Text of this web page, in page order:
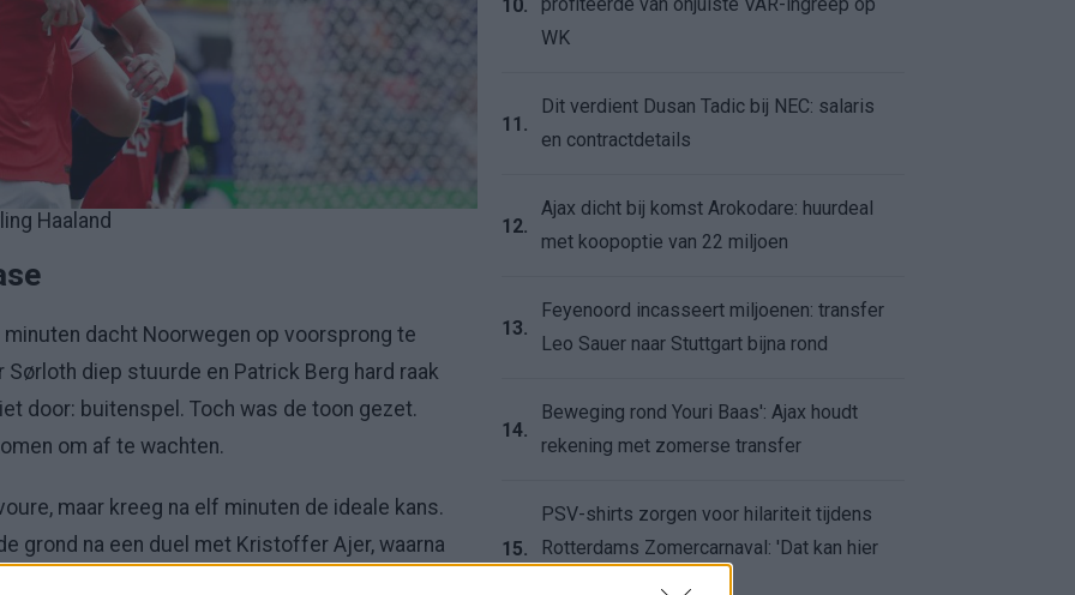
Haaland
dacht Noorwegen op voorsprong te
diep stuurde en Patrick Berg hard raak
door: buitenspel. Toch was de toon gezet.
om af te wachten.
maar kreeg na elf minuten de ideale kans.
grond na een duel met Kristoffer Ajer, waarna
van de beelden naar de stip wees. Bruno
10.
WK
11.
Dit verdient Dusan Tadic bij NEC: salaris
en contractdetails
12.
Ajax dicht bij komst Arokodare: huurdeal
met koopoptie van 22 miljoen
13.
Feyenoord incasseert miljoenen: transfer
Leo Sauer naar Stuttgart bijna rond
14.
Beweging rond Youri Baas': Ajax houdt
rekening met zomerse transfer
15.
PSV-shirts zorgen voor hilariteit tijdens
Rotterdams Zomercarnaval: 'Dat kan hier